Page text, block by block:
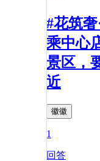
#花筑
乘中心
景区，
近
徽徽
1
回答